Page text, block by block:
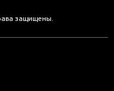
защищены.